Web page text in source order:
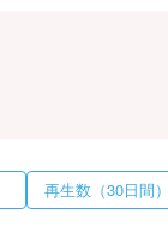
再生数（30日間）